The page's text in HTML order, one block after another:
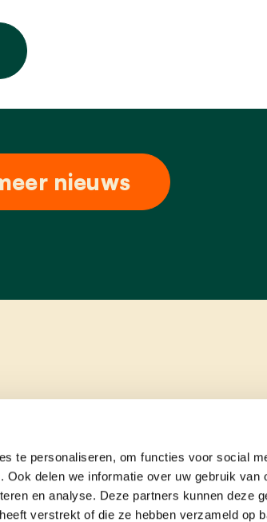
te personaliseren, om functies voor social
delen we informatie over uw gebruik van
en analyse. Deze partners kunnen deze
verstrekt of die ze hebben verzameld op
nieuws